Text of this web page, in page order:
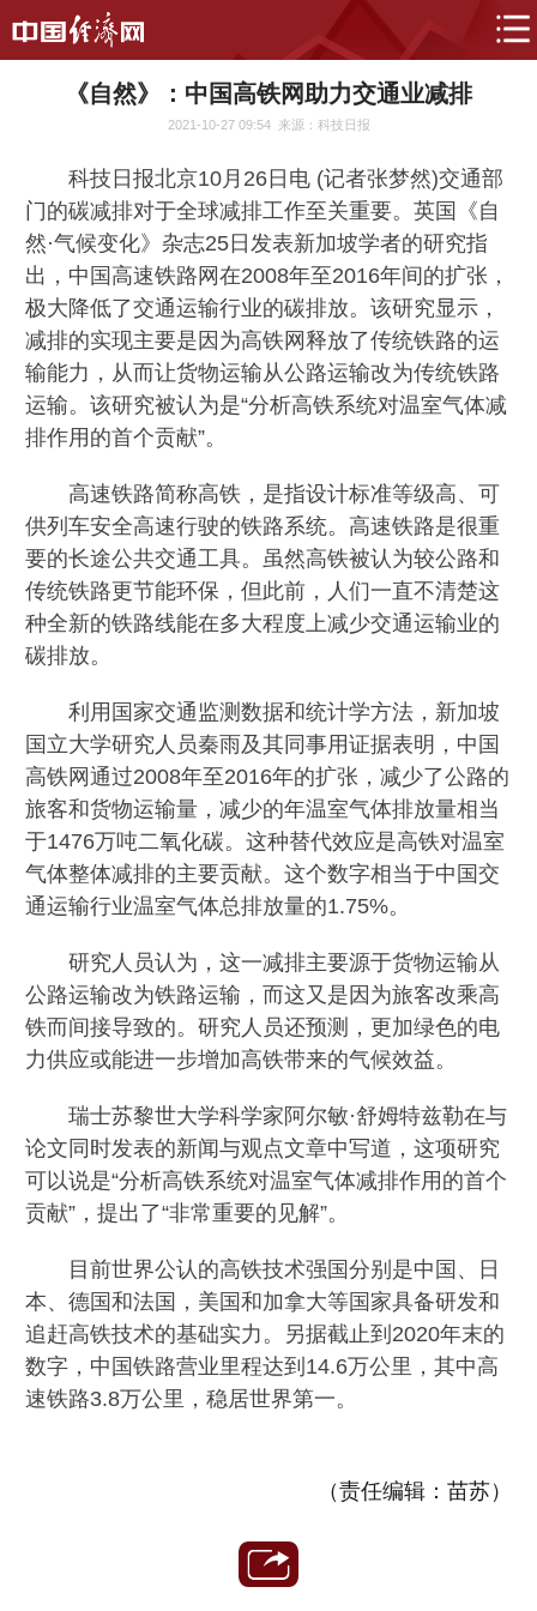
《自然》：中国高铁网助力交通业减排
2021-10-27 09:54 来源：科技日报
科技日报北京10月26日电 (记者张梦然)交通部
门的碳减排对于全球减排工作至关重要。英国《自
然·气候变化》杂志25日发表新加坡学者的研究指
出，中国高速铁路网在2008年至2016年间的扩张，
极大降低了交通运输行业的碳排放。该研究显示，
减排的实现主要是因为高铁网释放了传统铁路的运
输能力，从而让货物运输从公路运输改为传统铁路
运输。该研究被认为是“分析高铁系统对温室气体减
排作用的首个贡献”。
高速铁路简称高铁，是指设计标准等级高、可
供列车安全高速行驶的铁路系统。高速铁路是很重
要的长途公共交通工具。虽然高铁被认为较公路和
传统铁路更节能环保，但此前，人们一直不清楚这
种全新的铁路线能在多大程度上减少交通运输业的
碳排放。
利用国家交通监测数据和统计学方法，新加坡
国立大学研究人员秦雨及其同事用证据表明，中国
高铁网通过2008年至2016年的扩张，减少了公路的
旅客和货物运输量，减少的年温室气体排放量相当
于1476万吨二氧化碳。这种替代效应是高铁对温室
气体整体减排的主要贡献。这个数字相当于中国交
通运输行业温室气体总排放量的1.75%。
研究人员认为，这一减排主要源于货物运输从
公路运输改为铁路运输，而这又是因为旅客改乘高
铁而间接导致的。研究人员还预测，更加绿色的电
力供应或能进一步增加高铁带来的气候效益。
瑞士苏黎世大学科学家阿尔敏·舒姆特兹勒在与
论文同时发表的新闻与观点文章中写道，这项研究
可以说是“分析高铁系统对温室气体减排作用的首个
贡献”，提出了“非常重要的见解”。
目前世界公认的高铁技术强国分别是中国、日
本、德国和法国，美国和加拿大等国家具备研发和
追赶高铁技术的基础实力。另据截止到2020年末的
数字，中国铁路营业里程达到14.6万公里，其中高
速铁路3.8万公里，稳居世界第一。
（责任编辑：苗苏）